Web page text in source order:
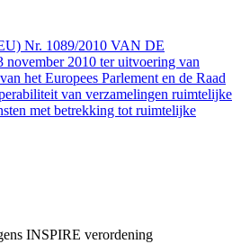
Nr. 1089/2010 VAN DE
2010 ter uitvoering van
het Europees Parlement en de Raad
van verzamelingen ruimtelijke
met betrekking tot ruimtelijke
INSPIRE verordening